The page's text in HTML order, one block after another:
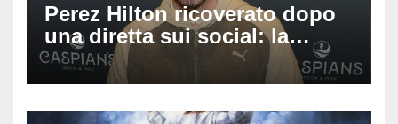
Perez Hilton ricoverato dopo
una diretta sui social: la
famiglia rompe il silenzio
sulle sue condizioni